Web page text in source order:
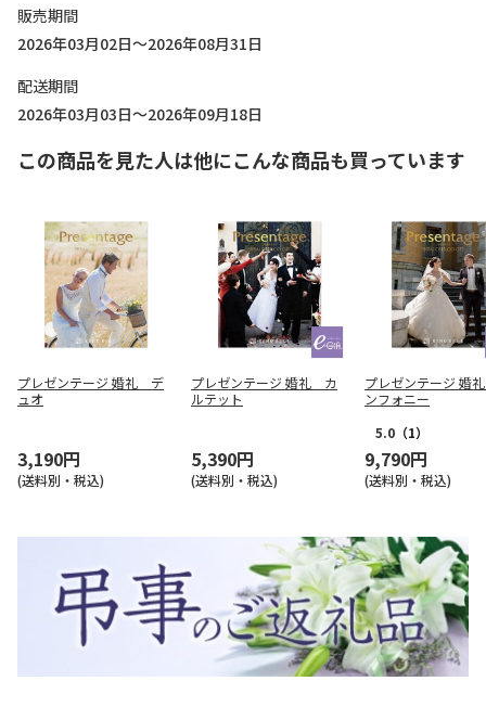
販売期間
2026年03月02日～2026年08月31日
配送期間
2026年03月03日～2026年09月18日
この商品を見た人は他にこんな商品も買っています
プレゼンテージ 婚礼 デ
ュオ
3,190円
(送料別・税込)
プレゼンテージ 婚礼 カ
ルテット
5,390円
(送料別・税込)
プレゼンテージ 婚
ンフォニー
5.0 （1）
9,790円
(送料別・税込)